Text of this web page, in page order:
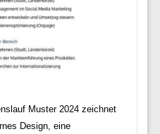
Muster 2024 zeichnet
Design, eine